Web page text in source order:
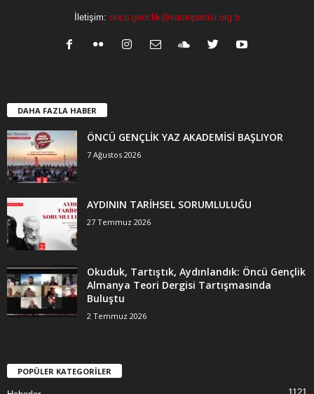
İletişim: oncu.genclik@vatanpartisi.org.tr
DAHA FAZLA HABER
ÖNCÜ GENÇLİK YAZ AKADEMİSİ BAŞLIYOR
7 Ağustos 2026
AYDININ TARİHSEL SORUMLULUĞU
27 Temmuz 2026
Okuduk, Tartıştık, Aydınlandık: Öncü Gençlik
Almanya Teori Dergisi Tartışmasında
Buluştu
2 Temmuz 2026
POPÜLER KATEGORİLER